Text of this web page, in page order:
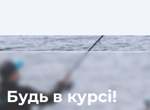
Будь в курсі!